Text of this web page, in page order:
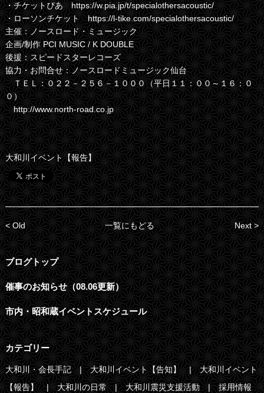
・チケットぴあ https://w.pia.jp/t/specialothersacoustic/
・ローソンチケット https://l-tike.com/specialothersacoustic/
主催：ノースロード・ミュージック
企画/制作 PCI MUSIC / K DOUBLE
後援：スピードスターレコーズ
協力・お問合せ：ノースロードミュージック仙台
ＴＥＬ：０２２－２５６－１０００（平日１１：００～１６：０
０）
http://www.north-road.co.jp
大和川イベント【報告】
< Old 一覧にもどる Next >
ブログトップ
催事のお知らせ（08.06更新）
市内・昭和蔵イベントスケジュール
カテゴリー
大和川・会長手記 大和川イベント【告知】
大和川イベント
【報告】
大和川の日常 大和川震災支援活動
採用情報